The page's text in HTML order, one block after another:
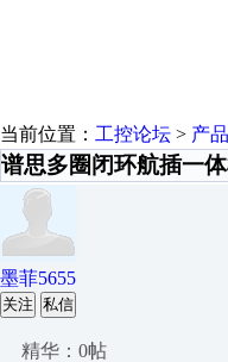
当前位置： 工控论坛 > 产品
谱思多圈闭环航插一
墨菲5655
关注 私信
精华：0帖